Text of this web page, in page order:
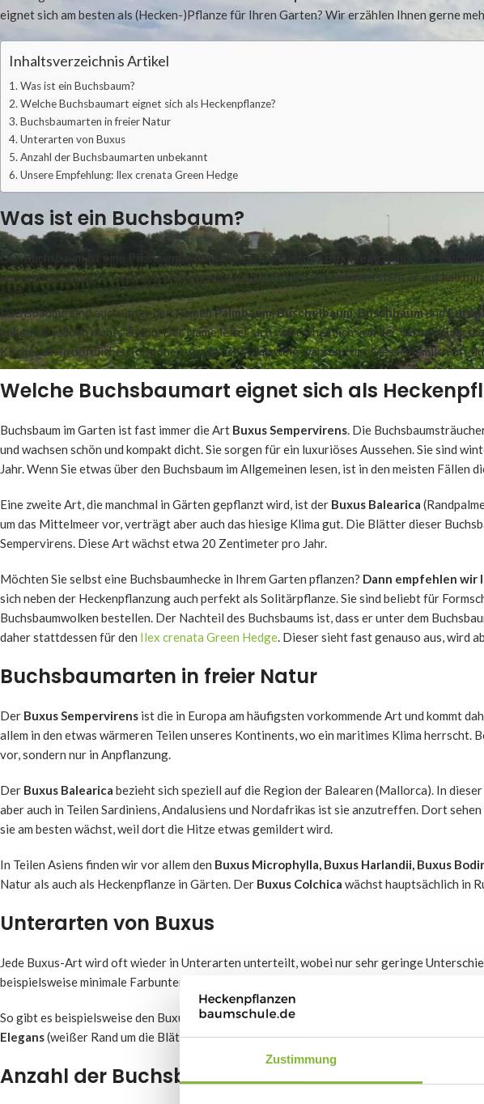
Zustimmung
eignet sich am besten als (Hecken-)Pflanze für Ihren Garten? Wir erzählen Ihnen gerne
Inhaltsverzeichnis Artikel
Was ist ein Buchsbaum?
Welche Buchsbaumart eignet sich als Heckenpflanze?
Buchsbaumarten in freier Natur
Unterarten von Buxus
Anzahl der Buchsbaumarten unbekannt
Unsere Empfehlung: Ilex crenata Green Hedge
Was ist ein Buchsbaum?
Der Buchsbaum ist eine Pflanzengattung, die zur Familie der Buxaceae
gehört. Er
aus und bevorzugt trockene Standorte mit luftigen Böden. Am liebsten steht er auf
Buchsbäume sind auch unter den NamenPalmbaum, Büschelbaum, Buschbaumund
haben sie jedoch nichts zu tun. Der Name leitet sich wahrscheinlich von der Verwendung
Kirche) ab. In nördlichen Regionen wurde der Palmzweig während der Messe nämlich oft
Welche Buchsbaumart eignet sich als
Buchsbaum im Garten ist fast immer die Art Buxus Sempervirens. Die
und wachsen schön und kompakt dicht. Sie sorgen für ein luxuriöses Aussehen. Sie sind
Jahr. Wenn Sie etwas über den Buchsbaum im Allgemeinen lesen, ist in den meisten Fällen
Eine zweite Art, die manchmal in Gärten gepflanzt wird, ist der Buxus Balearica
um das Mittelmeer vor, verträgt aber auch das hiesige Klima gut. Die Blätter dieser
Sempervirens. Diese Art wächst etwa 20 Zentimeter pro Jahr.
Möchten Sie selbst eine Buchsbaumhecke in Ihrem Garten pflanzen? Dann empfehlen wir
sich neben der Heckenpflanzung auch perfekt als Solitärpflanze. Sie sind beliebt für
Buchsbaumwolken bestellen. Der Nachteil des Buchsbaums ist, dass er unter dem
daher stattdessen für den Ilex crenata Green Hedge. Dieser sieht fast genauso aus, wird
Buchsbaumarten in freier Natur
Der Buxus Sempervirens ist die in Europa am häufigsten vorkommende Art und kommt
allem in den etwas wärmeren Teilen unseres Kontinents, wo ein maritimes Klima herrscht.
vor, sondern nur in Anpflanzung.
Der Buxus Balearica bezieht sich speziell auf die Region der Balearen (Mallorca). In
aber auch in Teilen Sardiniens, Andalusiens und Nordafrikas ist sie anzutreffen. Dort
sie am besten wächst, weil dort die Hitze etwas gemildert wird.
In Teilen Asiens finden wir vor allem den Buxus Microphylla, Buxus Harlandii, Buxus
Natur als auch als Heckenpflanze in Gärten. Der Buxus Colchica wächst hauptsächlich in
Unterarten von Buxus
Jede Buxus-Art wird oft wieder in Unterarten unterteilt, wobei nur sehr geringe
beispielsweise minimale Farbunterschiede in den Blättern oder ein etwas schnelleres oder
So gibt es beispielsweise den Buxus Sempervirens in den Varianten
Elegans(weißer Rand um die Blätter) undKing Midas(gelbliche Blätter). Kurz gesagt:
Anzahl der Buchsbaumarten unbekannt